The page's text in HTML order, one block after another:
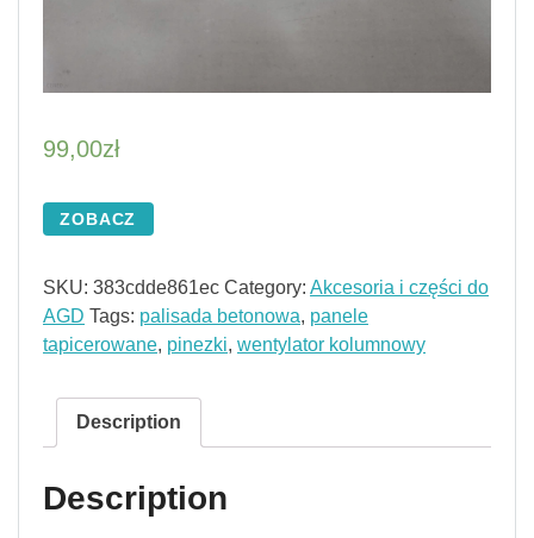
99,00zł
ZOBACZ
SKU: 383cdde861ec Category: Akcesoria i części do
AGD Tags: palisada betonowa, panele
tapicerowane, pinezki, wentylator kolumnowy
Description
Description